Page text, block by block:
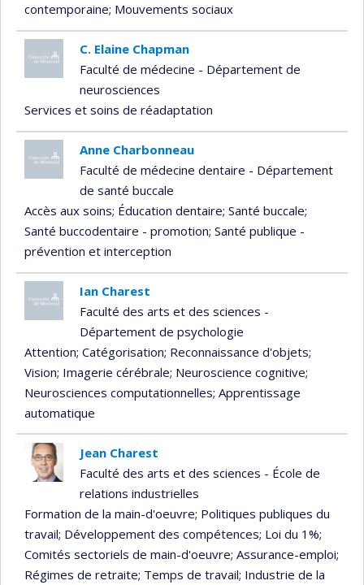
contemporaine; Mouvements sociaux
C. Elaine Chapman
Faculté de médecine - Département de
neurosciences
Services et soins de réadaptation
Anne Charbonneau
Faculté de médecine dentaire - Département
de santé buccale
Accès aux soins; Éducation dentaire; Santé buccale;
Santé buccodentaire - promotion; Santé publique -
prévention et interception
Ian Charest
Faculté des arts et des sciences -
Département de psychologie
Attention; Catégorisation; Reconnaissance d'objets;
Vision; Imagerie cérébrale; Neuroscience cognitive;
Neurosciences computationnelles; Apprentissage
automatique
Jean Charest
Faculté des arts et des sciences - École de
relations industrielles
Formation de la main-d'oeuvre; Politiques publiques du
travail; Développement des compétences; Loi du 1%;
Comités sectoriels de main-d'oeuvre; Assurance-emploi;
Régimes de retraite; Temps de travail; Industrie de la